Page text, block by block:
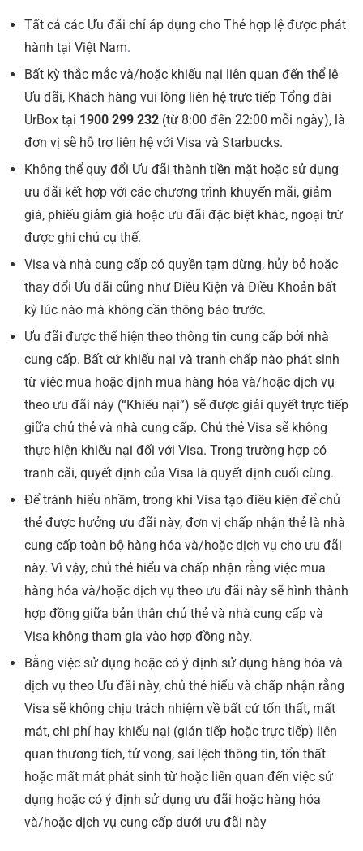
Tất cả các Ưu đãi chỉ áp dụng cho Thẻ hợp lệ được phát
hành tại Việt Nam.
Bất kỳ thắc mắc và/hoặc khiếu nại liên quan đến thể lệ
Ưu đãi, Khách hàng vui lòng liên hệ trực tiếp Tổng đài
UrBox tại 1900 299 232 (từ 8:00 đến 22:00 mỗi ngày), là
đơn vị sẽ hỗ trợ liên hệ với Visa và Starbucks.
Không thể quy đổi Ưu đãi thành tiền mặt hoặc sử dụng
ưu đãi kết hợp với các chương trình khuyến mãi, giảm
giá, phiếu giảm giá hoặc ưu đãi đặc biệt khác, ngoại trừ
được ghi chú cụ thể.
Visa và nhà cung cấp có quyền tạm dừng, hủy bỏ hoặc
thay đổi Ưu đãi cũng như Điều Kiện và Điều Khoản bất
kỳ lúc nào mà không cần thông báo trước.
Ưu đãi được thể hiện theo thông tin cung cấp bởi nhà
cung cấp. Bất cứ khiếu nại và tranh chấp nào phát sinh
từ việc mua hoặc định mua hàng hóa và/hoặc dịch vụ
theo ưu đãi này (“Khiếu nại”) sẽ được giải quyết trực tiếp
giữa chủ thẻ và nhà cung cấp. Chủ thẻ Visa sẽ không
thực hiện khiếu nại đối với Visa. Trong trường hợp có
tranh cãi, quyết định của Visa là quyết định cuối cùng.
Để tránh hiểu nhầm, trong khi Visa tạo điều kiện để chủ
thẻ được hưởng ưu đãi này, đơn vị chấp nhận thẻ là nhà
cung cấp toàn bộ hàng hóa và/hoặc dịch vụ cho ưu đãi
này. Vì vậy, chủ thẻ hiểu và chấp nhận rằng việc mua
hàng hóa và/hoặc dịch vụ theo ưu đãi này sẽ hình thành
hợp đồng giữa bản thân chủ thẻ và nhà cung cấp và
Visa không tham gia vào hợp đồng này.
Bằng việc sử dụng hoặc có ý định sử dụng hàng hóa và
dịch vụ theo Ưu đãi này, chủ thẻ hiểu và chấp nhận rằng
Visa sẽ không chịu trách nhiệm về bất cứ tổn thất, mất
mát, chi phí hay khiếu nại (gián tiếp hoặc trực tiếp) liên
quan thương tích, tử vong, sai lệch thông tin, tổn thất
hoặc mất mát phát sinh từ hoặc liên quan đến việc sử
dụng hoặc có ý định sử dụng ưu đãi hoặc hàng hóa
và/hoặc dịch vụ cung cấp dưới ưu đãi này